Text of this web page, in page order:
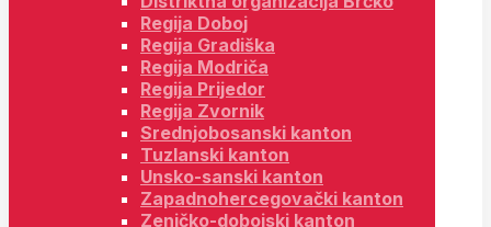
Regija Doboj
Regija Gradiška
Regija Modriča
Regija Prijedor
Regija Zvornik
Srednjobosanski kanton
Tuzlanski kanton
Unsko-sanski kanton
Zapadnohercegovački kanton
Zeničko-dobojski kanton